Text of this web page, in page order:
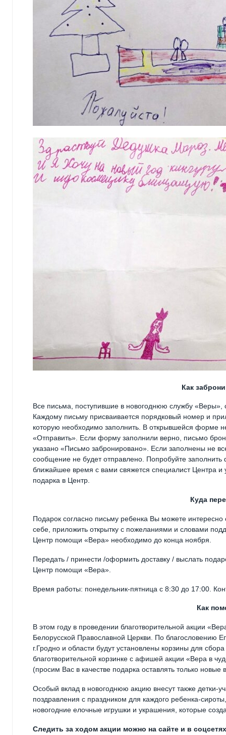
Как
Все письма, поступившие в новогоднюю службу
Каждому письму присваивается порядковый номер и
которую необходимо заполнить. В открывшейся форме
«Отправить». Если форму заполнили верно, письмо
указано «Письмо забронировано». Если заполнены не
сообщение не будет отправлено. Попробуйте
ближайшее время с вами свяжется специалист Центра
подарка в Центр.
Куда
Подарок согласно письму ребенка Вы можете
себе, приложить открытку с пожеланиями и словами
Центр помощи «Вера» необходимо до конца ноября.
Передать / принести /оформить доставку / выслать
Центр помощи «Вера».
Время работы: понедельник-пятница с 8:30 до 17:00.
Как
В этом году в проведении благотворительной акции
Белорусской Православной Церкви. По благословению
г.Гродно и области будут установлены корзины для
благотворительной корзинке с афишей акции «Вера в
(просим Вас в качестве подарка оставлять только новые
Особый вклад в новогоднюю акцию внесут также детки-
поздравления с праздником для каждого ребенка-
новогодние елочные игрушки и украшения, которые
Следить за ходом акции можно на сайте и в